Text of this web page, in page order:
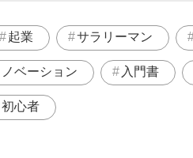
起業 サラリーマン
ベーション 入門書
初心者